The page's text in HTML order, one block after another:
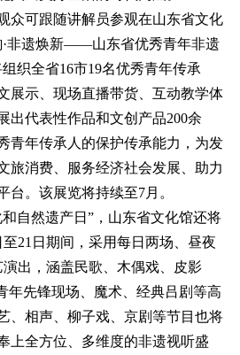
可跟随讲解员参观在山东省文化
·非遗焕新——山东省优秀青年非遗
织全省16市19名优秀青年传承
展示、现场直播带货、互动教学体
出代表性作品和文创产品200余
青年传承人的保护传承能力，为发
旅消费、服务经济社会发展、助力
台。该展览将持续至7月。
自然遗产日”，山东省文化馆还将
至21日期间，采用每日两场、昼夜
出，涵盖民歌、木偶戏、皮影
年先锋现场、魔术、经典吕剧等高
、相声、柳子戏、京剧等节目也将
上全方位、多维度的非遗视听盛